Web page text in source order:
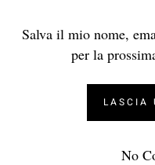
Salva il mio nome,
per la
No